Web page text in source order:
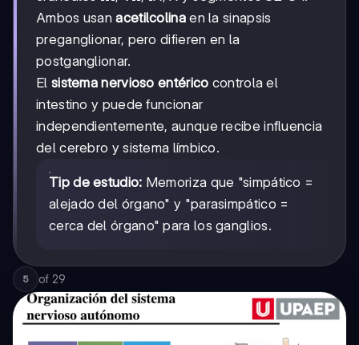
Ambos usanacetilcolinaen la sinapsis
preganglionar, pero difieren en la
postganglionar.
El sistema nervioso entérico controla el
intestino y puede funcionar
independientemente, aunque recibe influencia
del cerebro y sistema límbico.
Tip de estudio: Memoriza que "simpático =
alejado del órgano" y "parasimpático =
cerca del órgano" para los ganglios.
5 of 29